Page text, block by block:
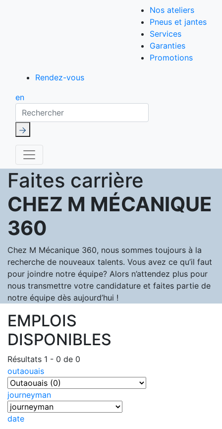
Nos ateliers
Pneus et jantes
Services
Garanties
Promotions
Rendez-vous
en
Rechercher
Faites carrière
CHEZ M MÉCANIQUE
360
Chez M Mécanique 360, nous sommes toujours à la
recherche de nouveaux talents. Vous avez ce qu’il faut
pour joindre notre équipe? Alors n’attendez plus pour
nous transmettre votre candidature et faites partie de
notre équipe dès aujourd’hui !
EMPLOIS
DISPONIBLES
Résultats 1 - 0 de 0
outaouais
journeyman
date